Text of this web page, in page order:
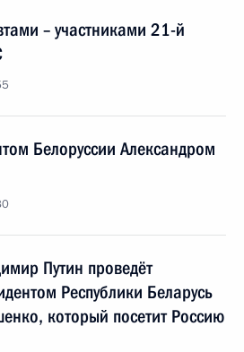
– участниками 21-й
Белоруссии Александром
Путин проведёт
Республики Беларусь
который посетит Россию